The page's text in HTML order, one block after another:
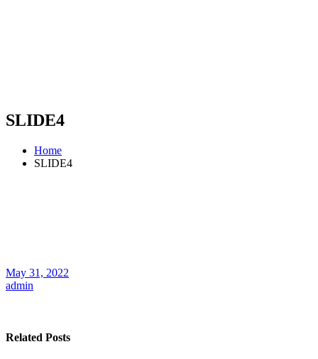
SLIDE4
Home
SLIDE4
May 31, 2022
admin
Related Posts